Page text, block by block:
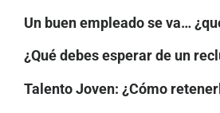
Un buen empleado se va…
¿Qué debes esperar de un
Talento Joven: ¿Cómo